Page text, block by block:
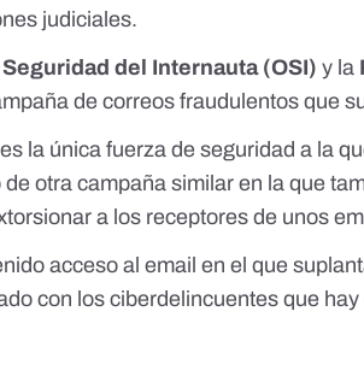
judiciales.
del Internauta (OSI) y la
de correos fraudulentos que
la única fuerza de seguridad a la
de otra campaña similar en la que
a los receptores de unos
acceso al email en el que
con los ciberdelincuentes que